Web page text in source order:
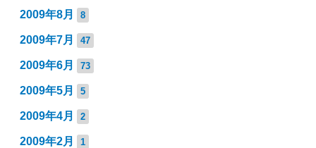
2009年8月 8
2009年7月 47
2009年6月 73
2009年5月 5
2009年4月 2
2009年2月 1